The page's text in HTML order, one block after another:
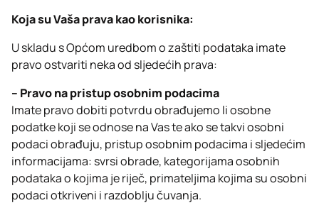
Koja su Vaša prava kao korisnika:
U skladu s Općom uredbom o zaštiti podataka imate
pravo ostvariti neka od sljedećih prava:
– Pravo na pristup osobnim podacima
Imate pravo dobiti potvrdu obrađujemo li osobne
podatke koji se odnose na Vas te ako se takvi osobni
podaci obrađuju, pristup osobnim podacima i sljedećim
informacijama: svrsi obrade, kategorijama osobnih
podataka o kojima je riječ, primateljima kojima su osobni
podaci otkriveni i razdoblju čuvanja.